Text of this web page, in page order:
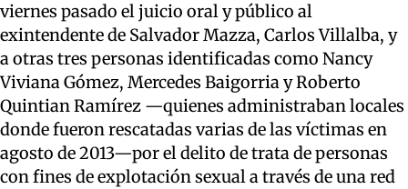
viernes pasado el juicio oral y público al
exintendente de Salvador Mazza, Carlos Villalba, y
a otras tres personas identificadas como Nancy
Viviana Gómez, Mercedes Baigorria y Roberto
Quintian Ramírez —quienes administraban locales
donde fueron rescatadas varias de las víctimas en
agosto de 2013—por el delito de trata de personas
con fines de explotación sexual a través de una red